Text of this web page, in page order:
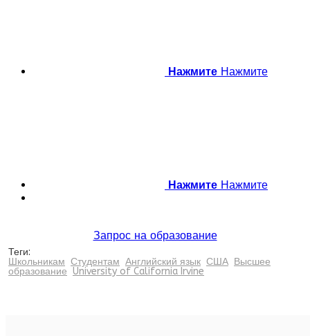
Нажмите Нажмите
Нажмите Нажмите
Запрос на образование
Теги:
Школьникам Студентам Английский язык США Высшее
образование University of California Irvine